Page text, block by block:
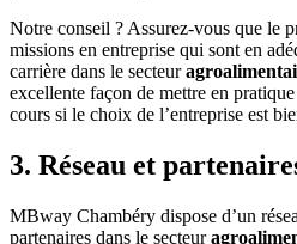
Notre conseil ? Assurez-vous que le
missions en entreprise qui sont en
carrière dans le secteur
excellente façon de mettre en
cours si le choix de l’entreprise est
3. Réseau et
MBway Chambéry dispose d’un
partenaires dans le secteur